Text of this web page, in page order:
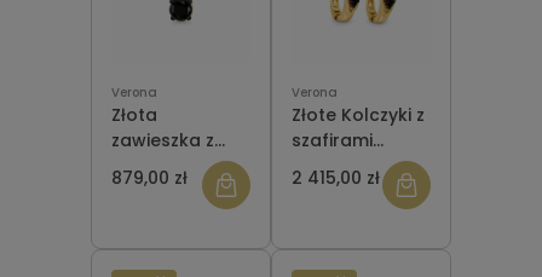
Verona
Złota
zawieszka z
szafirem
Verona Y03-
879,00 zł
Verona
Złote Kolczyki z
szafirami
Verona Y02-
15210S
2 415,00 zł